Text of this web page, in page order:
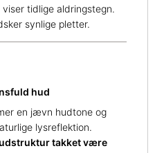
tidlige aldringstegn.
synlige pletter.
hud
en jævn hudtone og
lysreflektion.
takket være